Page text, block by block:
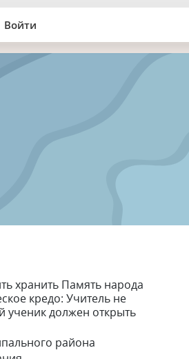
Войти
хранить Память народа
кредо: Учитель не
ученик должен открыть
района